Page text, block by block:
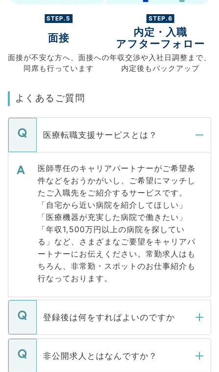
STEP.5
面接
面接が不安な方へ、 面接への
同席も行っています
STEP.6
内定・入職
アフターフォロー
年収交渉や入社日調整まで、
内定後もバックアップ
よくあるご質問
医療転職支援サービスとは？
医師専任のキャリアパートナーがご希望条
件などをおうかがいし、ご希望にマッチし
たご入職先をご紹介するサービスです。
「自宅から近い病院を紹介してほしい」
「医療機器が充実した病院で働きたい」
「年収1,500万円以上の病院を探してい
る」など、さまざまなご要望をキャリアパ
ートナーにお伝えください。常勤求人はも
ちろん、非常勤・スポットのお仕事紹介も
行なっております。
登録後は何をすればよいのですか
ご登録いただきましたら、弊社担当者がご
登録内容を確認し、その後メールもしくは
非公開求人とはなんですか？